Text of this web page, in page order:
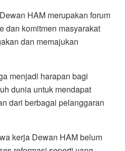
HAM merupakan forum
dan komitmen masyarakat
dan memajukan
menjadi harapan bagi
dunia untuk mendapat
dari berbagai pelanggaran
kerja Dewan HAM belum